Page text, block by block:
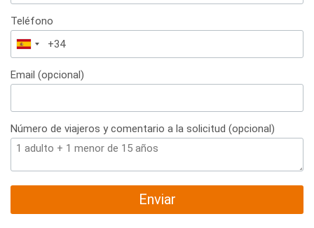
Teléfono
España
+34
Email (opcional)
Número de viajeros y comentario a la solicitud (opcional)
Enviar